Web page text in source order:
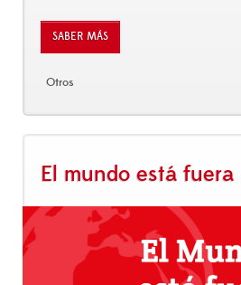
SABER MÁS
Otros
El mundo está fuera